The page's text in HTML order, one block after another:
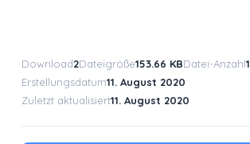
Download2Dateigröße153.66 KBDatei-Anzahl1
Erstellungsdatum11. August 2020
Zuletzt aktualisiert11. August 2020